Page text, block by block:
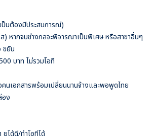
ป็นต้องมีประสบการณ์)
) หากจบช่างกลจะพิจารณาเป็นพิเศษ หรือสาขาอื่นๆ
ขยัน
บาท ไม่รวมโอที
นเอกสารพร้อมเปลี่ยนนานจ้างและพอพูดไทย
อง
ยได้ดี/ทำโอทีได้